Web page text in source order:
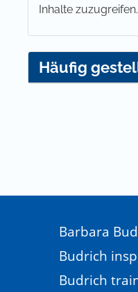
Inhalte zuzugreifen.
Häufig
Barbara
Budrich
Budrich